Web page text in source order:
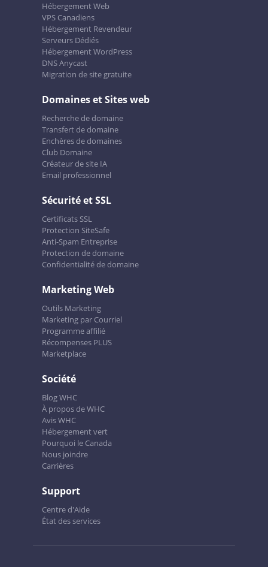
Hébergement Web
VPS Canadiens
Hébergement Revendeur
Serveurs Dédiés
Hébergement WordPress
DNS Anycast
Migration de site gratuite
Domaines et Sites web
Recherche de domaine
Transfert de domaine
Enchères de domaines
Club Domaine
Créateur de site IA
Email professionnel
Sécurité et SSL
Certificats SSL
Protection SiteSafe
Anti-Spam Entreprise
Protection de domaine
Confidentialité de domaine
Marketing Web
Outils Marketing
Marketing par Courriel
Programme affilié
Récompenses PLUS
Marketplace
Société
Blog WHC
À propos de WHC
Avis WHC
Hébergement vert
Pourquoi le Canada
Nous joindre
Carrières
Support
Centre d'Aide
État des services